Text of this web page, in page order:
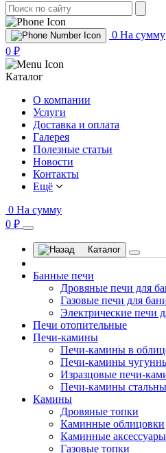
0 На сумму
0 ₽
Каталог
О компании
Услуги
Доставка и оплата
Галерея
Полезные статьи
Новости
Контакты
Ещё
0 На сумму
0 ₽
Каталог
Банные печи
Дровяные печи для
Газовые печи для
Электрические печи
Печи отопительные
Печи-камины
Печи-камины в
Печи-камины
Изразцовые печи-
Печи-камины
Камины
Дровяные топки
Каминные облицовки
Каминные аксессуары
Газовые топки